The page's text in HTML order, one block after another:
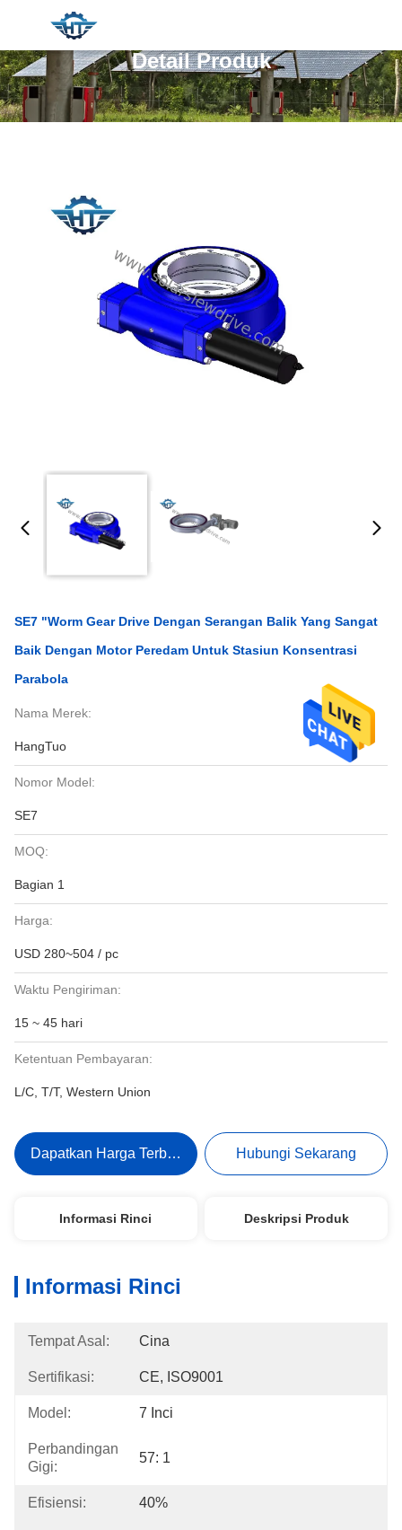
Detail Produk
SE7 "Worm Gear Drive Dengan Serangan Balik Yang Sangat
Baik Dengan Motor Peredam Untuk Stasiun Konsentrasi
Parabola
Nama Merek:
HangTuo
Nomor Model:
SE7
MOQ:
Bagian 1
Harga:
USD 280~504 / pc
Waktu Pengiriman:
15 ~ 45 hari
Ketentuan Pembayaran:
L/C, T/T, Western Union
Dapatkan Harga Terbaik Hubungi Sekarang
Informasi Rinci Deskripsi Produk
Informasi Rinci
Tempat Asal: Cina
Sertifikasi: CE, ISO9001
Model: 7 Inci
Perbandingan
Gigi:
57: 1
Efisiensi: 40%